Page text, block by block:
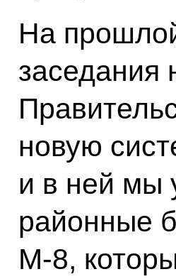
На
заседания
новую
и в ней мы
районные
М-8,